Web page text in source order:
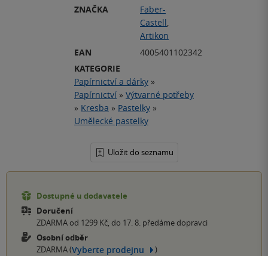
ZNAČKA
Faber-
Castell,
Artikon
EAN
4005401102342
KATEGORIE
Papírnictví a dárky »
Papírnictví » Výtvarné potřeby
» Kresba » Pastelky »
Umělecké pastelky
Uložit do seznamu
Dostupné u dodavatele
Doručení
ZDARMA od 1299 Kč, do 17. 8. předáme dopravci
Osobní odběr
ZDARMA (Vyberte prodejnu )